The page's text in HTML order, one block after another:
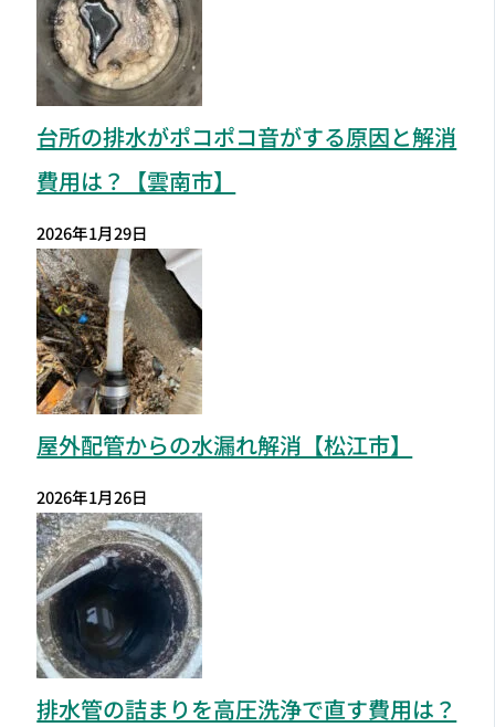
台所の排水がポコポコ音がする原因と解消
費用は？【雲南市】
2026年1月29日
屋外配管からの水漏れ解消【松江市】
2026年1月26日
排水管の詰まりを高圧洗浄で直す費用は？